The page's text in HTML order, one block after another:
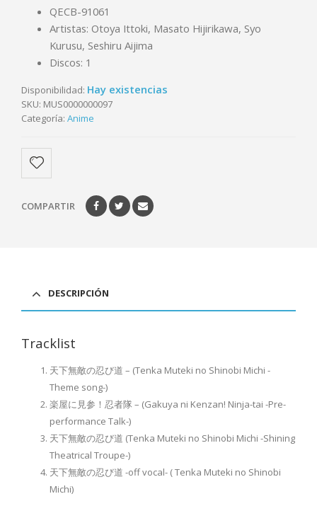
QECB-91061
Artistas: Otoya Ittoki, Masato Hijirikawa, Syo
Kurusu, Seshiru Aijima
Discos: 1
Disponibilidad: Hay existencias
SKU: MUS0000000097
Categoría: Anime
COMPARTIR
DESCRIPCIÓN
Tracklist
天下無敵の忍び道 – (Tenka Muteki no Shinobi Michi -
Theme song-)
楽屋に見参！忍者隊 – (Gakuya ni Kenzan! Ninja-tai -Pre-
performance Talk-)
天下無敵の忍び道 (Tenka Muteki no Shinobi Michi -Shining
Theatrical Troupe-)
天下無敵の忍び道 -off vocal- ( Tenka Muteki no Shinobi
Michi)